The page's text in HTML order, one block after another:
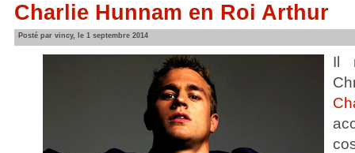
Charlie Hunnam en Roi Arthur
Posté par vincy, le 1 septembre 2014
Il